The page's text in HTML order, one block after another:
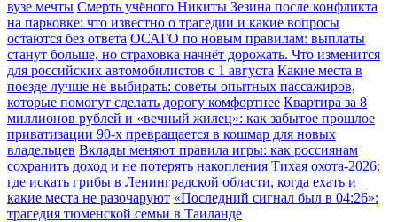
вузе мечты Смерть учёного Никиты Зезина после конфликта
на парковке: что известно о трагедии и какие вопросы
остаются без ответа ОСАГО по новым правилам: выплаты
станут больше, но страховка начнёт дорожать. Что изменится
для российских автомобилистов с 1 августа Какие места в
поезде лучше не выбирать: советы опытных пассажиров,
которые помогут сделать дорогу комфортнее Квартира за 8
миллионов рублей и «вечный жилец»: как забытое прошлое
приватизации 90-х превращается в кошмар для новых
владельцев Вклады меняют правила игры: как россиянам
сохранить доход и не потерять накопления Тихая охота-2026:
где искать грибы в Ленинградской области, когда ехать и
какие места не разочаруют «Последний сигнал был в 04:26»:
трагедия тюменской семьи в Таиланде